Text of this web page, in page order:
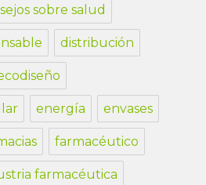
sobre salud
distribución
energía envases
farmacéutico
farmacéutica